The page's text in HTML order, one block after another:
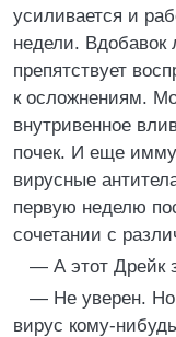
усиливается и
недели.
препятствует
к осложнениям.
внутривенное
почек. И еще
вирусные
первую неделю
сочетании с
— А этот Дрейк
— Не уверен. Но,
вирус кому-